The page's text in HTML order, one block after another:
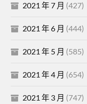
2021 年 7 月 (427)
2021 年 6 月 (444)
2021 年 5 月 (585)
2021 年 4 月 (654)
2021 年 3 月 (747)